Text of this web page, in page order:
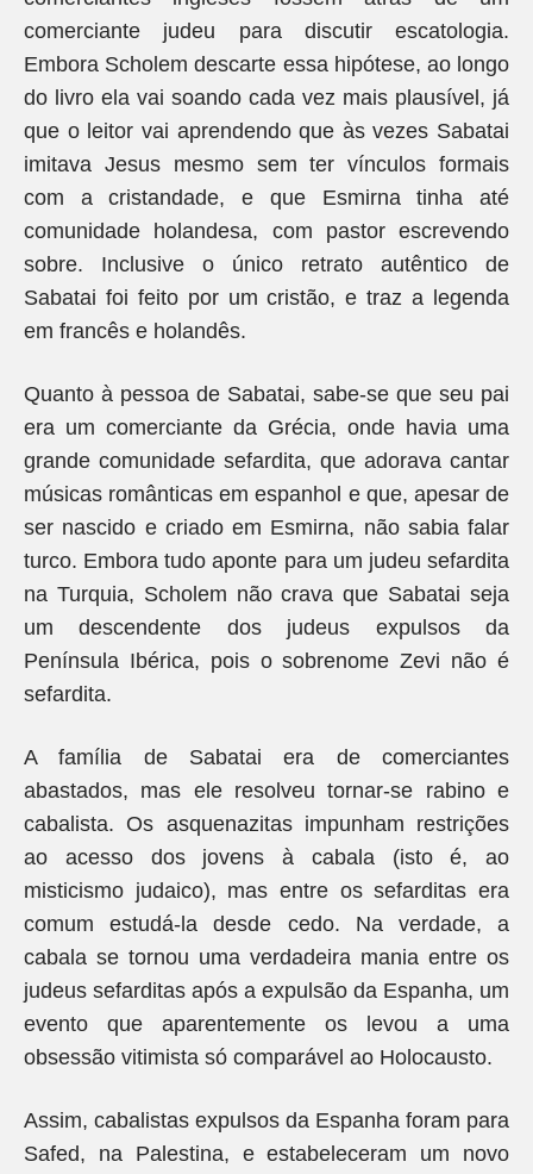
comerciante judeu para discutir escatologia.
Embora Scholem descarte essa hipótese, ao longo
do livro ela vai soando cada vez mais plausível, já
que o leitor vai aprendendo que às vezes Sabatai
imitava Jesus mesmo sem ter vínculos formais
com a cristandade, e que Esmirna tinha até
comunidade holandesa, com pastor escrevendo
sobre. Inclusive o único retrato autêntico de
Sabatai foi feito por um cristão, e traz a legenda
em francês e holandês.
Quanto à pessoa de Sabatai, sabe-se que seu pai
era um comerciante da Grécia, onde havia uma
grande comunidade sefardita, que adorava cantar
músicas românticas em espanhol e que, apesar de
ser nascido e criado em Esmirna, não sabia falar
turco. Embora tudo aponte para um judeu sefardita
na Turquia, Scholem não crava que Sabatai seja
um descendente dos judeus expulsos da
Península Ibérica, pois o sobrenome Zevi não é
sefardita.
A família de Sabatai era de comerciantes
abastados, mas ele resolveu tornar-se rabino e
cabalista. Os asquenazitas impunham restrições
ao acesso dos jovens à cabala (isto é, ao
misticismo judaico), mas entre os sefarditas era
comum estudá-la desde cedo. Na verdade, a
cabala se tornou uma verdadeira mania entre os
judeus sefarditas após a expulsão da Espanha, um
evento que aparentemente os levou a uma
obsessão vitimista só comparável ao Holocausto.
Assim, cabalistas expulsos da Espanha foram para
Safed, na Palestina, e estabeleceram um novo